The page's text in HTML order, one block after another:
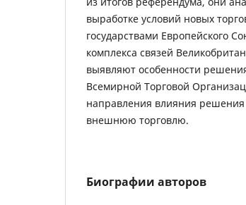
выработке условий новых
государствами Европейского
комплекса связей
выявляют особенности
Всемирной Торговой
направления влияния
внешнюю торговлю.
Биографии авторов